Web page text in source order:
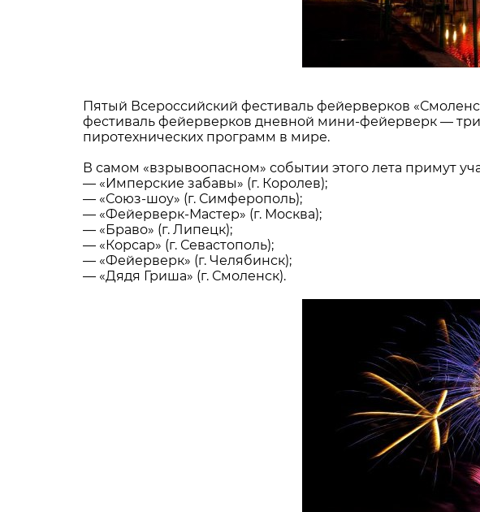
Пятый Всероссийский фестиваль фейерверков
фестиваль фейерверков дневной мини-фейерверк —
пиротехнических программ в мире.
В самом «взрывоопасном» событии этого лета примут
— «Имперские забавы» (г. Королев);
— «Союз-шоу» (г. Симферополь);
— «Фейерверк-Мастер» (г. Москва);
— «Браво» (г. Липецк);
— «Корсар» (г. Севастополь);
— «Фейерверк» (г. Челябинск);
— «Дядя Гриша» (г. Смоленск).